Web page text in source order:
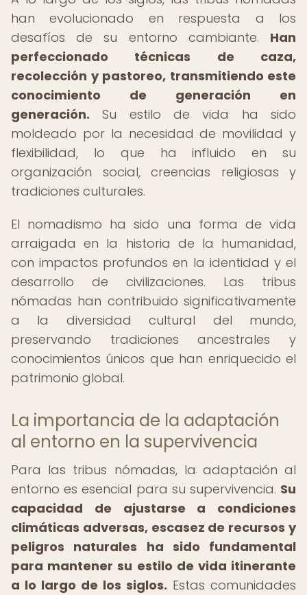
han evolucionado en respuesta a los
desafíos de su entorno cambiante. Han
perfeccionado técnicas de caza,
recolección y pastoreo, transmitiendo este
conocimiento de generación en
generación. Su estilo de vida ha sido
moldeado por la necesidad de movilidad y
flexibilidad, lo que ha influido en su
organización social, creencias religiosas y
tradiciones culturales.
El nomadismo ha sido una forma de vida
arraigada en la historia de la humanidad,
con impactos profundos en la identidad y el
desarrollo de civilizaciones. Las tribus
nómadas han contribuido significativamente
a la diversidad cultural del mundo,
preservando tradiciones ancestrales y
conocimientos únicos que han enriquecido el
patrimonio global.
La importancia de la adaptación
al entorno en la supervivencia
Para las tribus nómadas, la adaptación al
entorno es esencial para su supervivencia. Su
capacidad de ajustarse a condiciones
climáticas adversas, escasez de recursos y
peligros naturales ha sido fundamental
para mantener su estilo de vida itinerante
a lo largo de los siglos. Estas comunidades